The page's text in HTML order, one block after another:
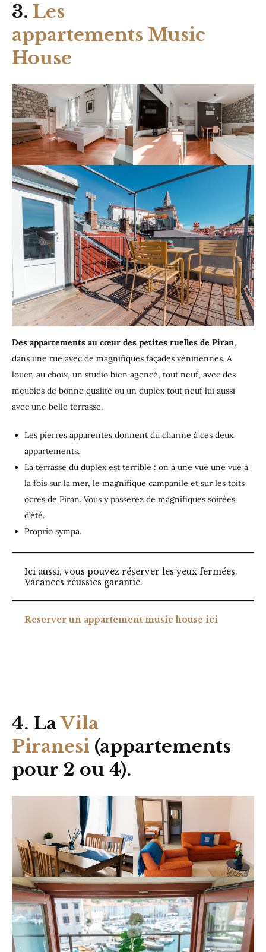
3. Les
appartements Music
House
Des appartements au cœur des petites ruelles de Piran,
dans une rue avec de magnifiques façades vénitiennes. A
louer, au choix, un studio bien agencé, tout neuf, avec des
meubles de bonne qualité ou un duplex tout neuf lui aussi
avec une belle terrasse.
Les pierres apparentes donnent du charme à ces deux
appartements.
La terrasse du duplex est terrible : on a une vue une vue à
la fois sur la mer, le magnifique campanile et sur les toits
ocres de Piran. Vous y passerez de magnifiques soirées
d’été.
Proprio sympa.
Ici aussi, vous pouvez réserver les yeux fermées.
Vacances réussies garantie.
Reserver un appartement music house ici
4. LaVila
Piranesi (appartements
pour 2 ou 4).